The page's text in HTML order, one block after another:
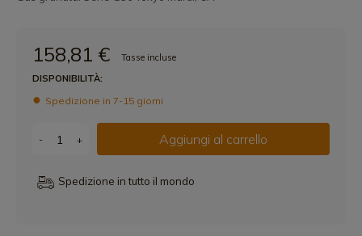
158,81 €
Tasse incluse
DISPONIBILITÀ:
Spedizione in 7-15 giorni
- + Aggiungi al carrello
Spedizione in tutto il mondo